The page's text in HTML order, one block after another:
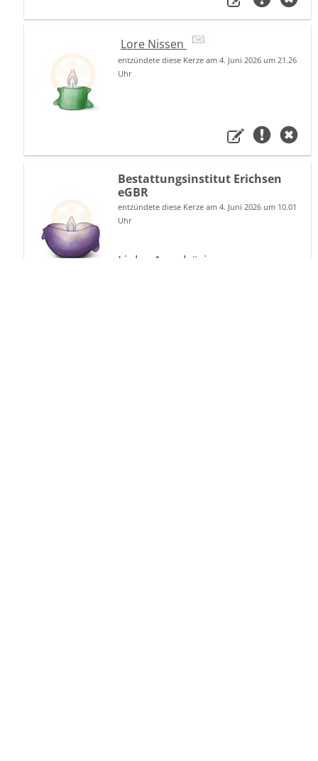
Lore Nissen
entzündete diese Kerze am 4. Juni 2026 um 21.26
Uhr
Bestattungsinstitut Erichsen
eGBR
entzündete diese Kerze am 4. Juni 2026 um 10.01
Uhr
Liebe Angehörige,